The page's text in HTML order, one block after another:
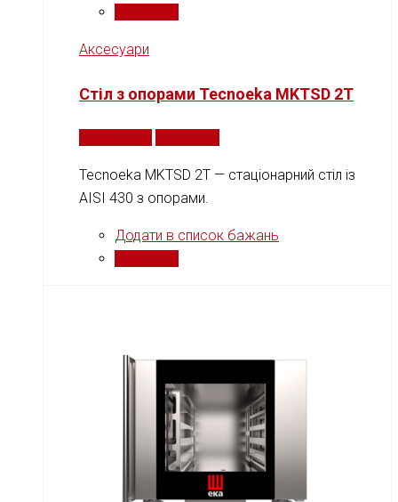
Аксесуари
Стіл з опорами Tecnoeka MKTSD 2T
Tecnoeka MKTSD 2T — стаціонарний стіл із
AISI 430 з опорами.
Додати в список бажань